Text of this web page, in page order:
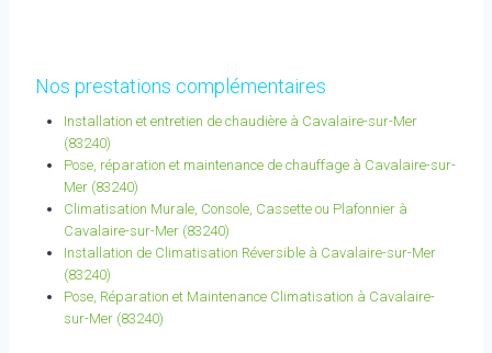
Nos prestations complémentaires
Installation et entretien de chaudière à Cavalaire-sur-Mer
(83240)
Pose, réparation et maintenance de chauffage à Cavalaire-sur-
Mer (83240)
Climatisation Murale, Console, Cassette ou Plafonnier à
Cavalaire-sur-Mer (83240)
Installation de Climatisation Réversible à Cavalaire-sur-Mer
(83240)
Pose, Réparation et Maintenance Climatisation à Cavalaire-
sur-Mer (83240)